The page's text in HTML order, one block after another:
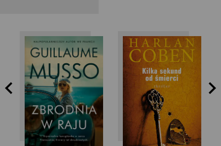
Guillaume Musso Harlan Coben